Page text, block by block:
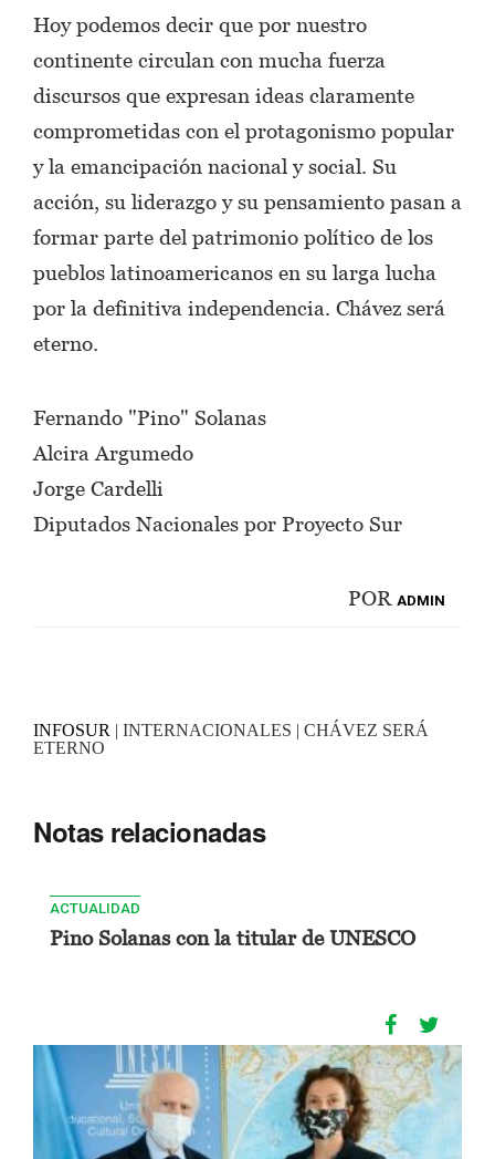
Hoy podemos decir que por nuestro
continente circulan con mucha fuerza
discursos que expresan ideas claramente
comprometidas con el protagonismo popular
y la emancipación nacional y social. Su
acción, su liderazgo y su pensamiento pasan a
formar parte del patrimonio político de los
pueblos latinoamericanos en su larga lucha
por la definitiva independencia. Chávez será
eterno.
Fernando "Pino" Solanas
Alcira Argumedo
Jorge Cardelli
Diputados Nacionales por Proyecto Sur
POR ADMIN
INFOSUR | INTERNACIONALES | CHÁVEZ SERÁ
ETERNO
Notas relacionadas
ACTUALIDAD
Pino Solanas con la titular de UNESCO